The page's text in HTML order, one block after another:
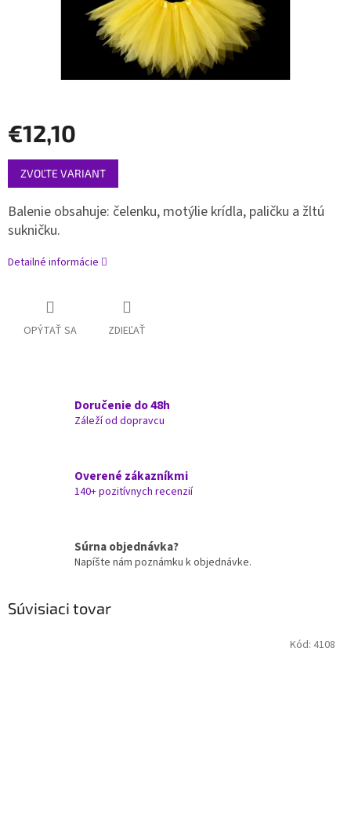
€12,10
Jednotková
cena:
ZVOĽTE VARIANT
Balenie obsahuje: čelenku, motýlie krídla, paličku a žltú
sukničku.
Detailné informácie
OPÝTAŤ SA ZDIEĽAŤ
Doručenie do 48h
Záleží od dopravcu
Overené zákazníkmi
140+ pozitívnych recenzií
Súrna objednávka?
Napíšte nám poznámku k objednávke.
Súvisiaci tovar
Kód: 4108